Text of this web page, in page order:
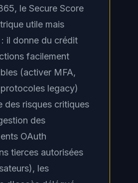
le Secure Score
utile mais
il donne du crédit
facilement
(activer MFA,
legacy)
des risques critiques
des
OAuth
tierces autorisées
les